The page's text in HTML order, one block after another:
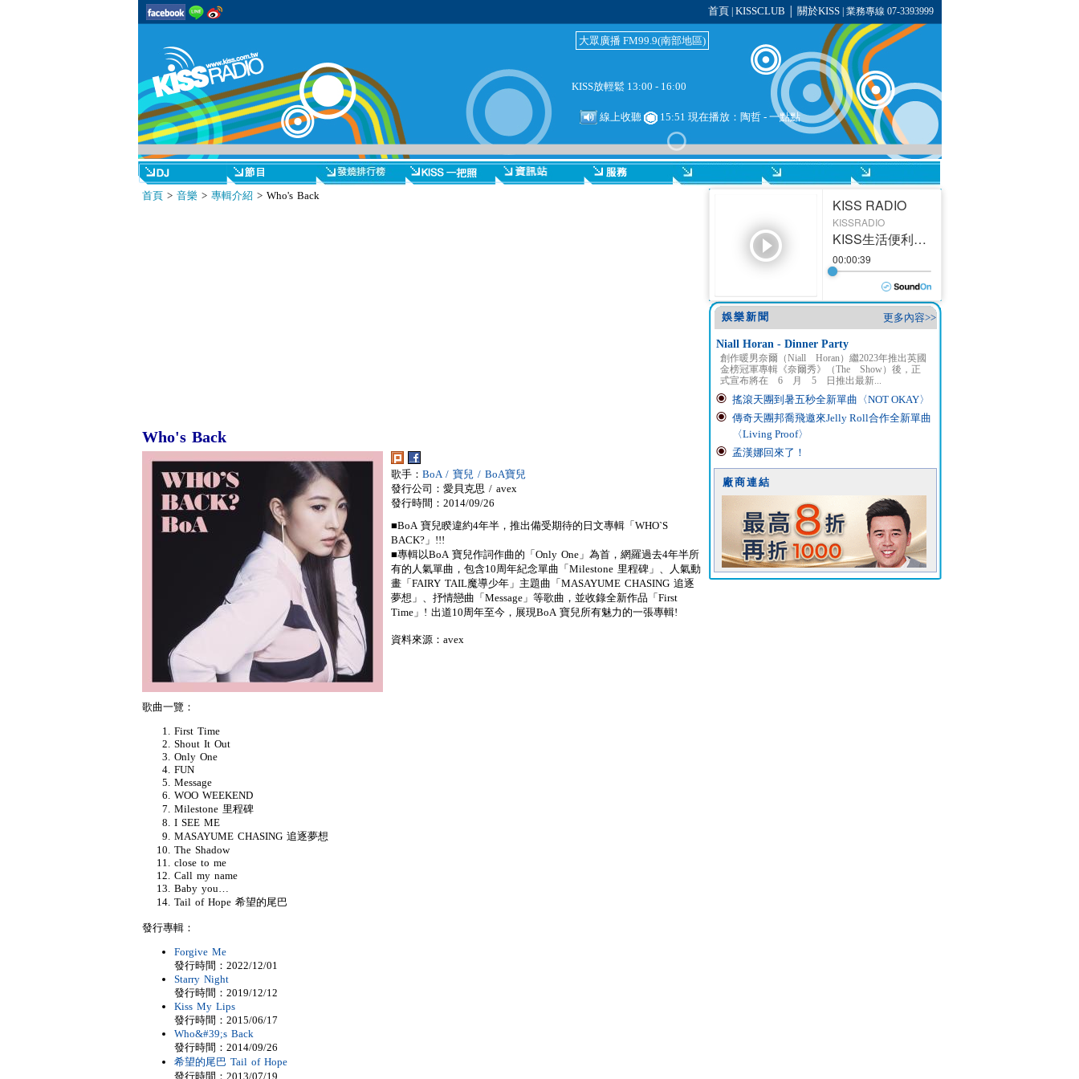
首頁 KISSCLUB 關於KISS| 業務專線 07-3393999
大眾廣播 FM99.9(南部地區)
KISS放輕鬆 13:00 - 16:00
線上收聽 15:51 現在播放： 陶哲- 一點點
首頁> 音樂> 專輯介紹 > Who's Back
Who's Back
歌手： BoA / 寶兒 / BoA寶兒
發行公司：愛貝克思 / avex
發行時間：2014/09/26
■BoA 寶兒睽違約4年半，推出備受期待的日文專輯「WHO`S
BACK?」!!!
■專輯以BoA 寶兒作詞作曲的「Only One」為首，網羅過去4年半所
有的人氣單曲，包含10周年紀念單曲「Milestone 里程碑」、人氣動
畫「FAIRY TAIL魔導少年」主題曲「MASAYUME CHASING 追逐
夢想」、抒情戀曲「Message」等歌曲，並收錄全新作品「First
Time」! 出道10周年至今，展現BoA 寶兒所有魅力的一張專輯!
資料來源：avex
歌曲一覽：
First Time
Shout It Out
Only One
FUN
Message
WOO WEEKEND
Milestone 里程碑
I SEE ME
MASAYUME CHASING 追逐夢想
The Shadow
close to me
Call my name
Baby you…
Tail of Hope 希望的尾巴
發行專輯：
Forgive Me
發行時間：2022/12/01
Starry Night
發行時間：2019/12/12
Kiss My Lips
發行時間：2015/06/17
Who&#39;s Back
發行時間：2014/09/26
希望的尾巴 Tail of Hope
發行時間：2013/07/19
更多內容>>
娛樂新聞
Niall Horan - Dinner Party
創作暖男奈爾（Niall Horan）繼2023年推出英國
金榜冠軍專輯《奈爾秀》（The Show）後，正
式宣布將在 6 月 5 日推出最新...
搖滾天團到暑五秒全新單曲〈NOT OKAY〉
傳奇天團邦喬飛邀來Jelly Roll合作全新單曲
〈Living Proof〉
孟漢娜回來了！
廠商連結